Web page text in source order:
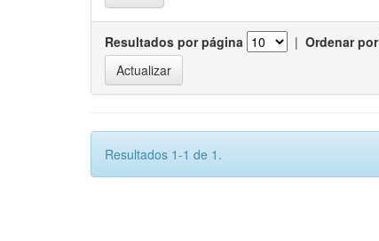
Resultados por página | Ordenar por
Resultados 1-1 de 1.